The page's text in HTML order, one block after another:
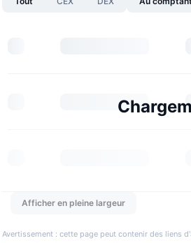
Afficher en pleine largeur
Avertissement : cette page peut contenir des liens